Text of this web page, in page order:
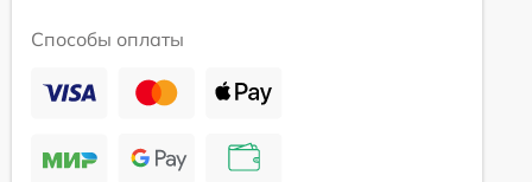
Способы оплаты